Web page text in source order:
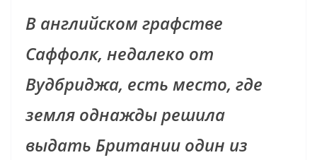
В английском графстве
Саффолк, недалеко от
Вудбриджа, есть место, где
земля однажды решила
выдать Британии один из